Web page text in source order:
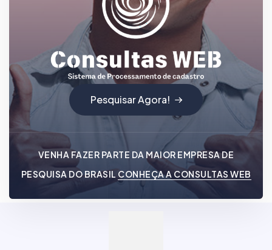
Pesquisar Agora!
VENHA FAZER PARTE DA MAIOR EMPRESA DE
PESQUISA DO BRASIL CONHEÇA A CONSULTAS WEB